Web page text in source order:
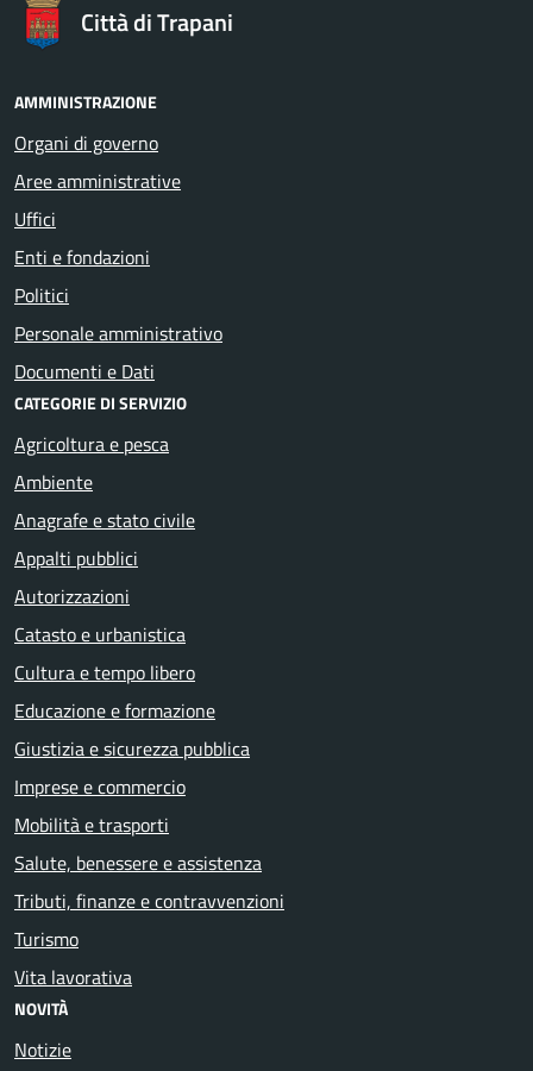
Città di Trapani
AMMINISTRAZIONE
Organi di governo
Aree amministrative
Uffici
Enti e fondazioni
Politici
Personale amministrativo
Documenti e Dati
CATEGORIE DI SERVIZIO
Agricoltura e pesca
Ambiente
Anagrafe e stato civile
Appalti pubblici
Autorizzazioni
Catasto e urbanistica
Cultura e tempo libero
Educazione e formazione
Giustizia e sicurezza pubblica
Imprese e commercio
Mobilità e trasporti
Salute, benessere e assistenza
Tributi, finanze e contravvenzioni
Turismo
Vita lavorativa
NOVITÀ
Notizie